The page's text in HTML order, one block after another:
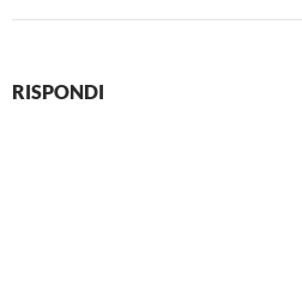
RISPONDI